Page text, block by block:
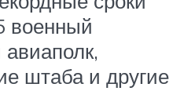
военный
штаба и другие